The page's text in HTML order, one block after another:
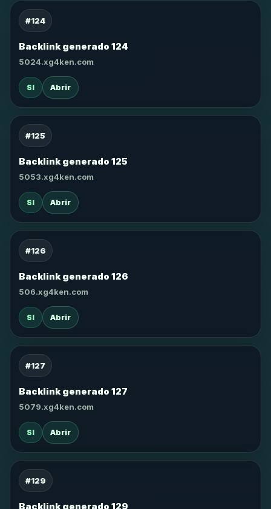
#124
Backlink generado 124
5024.xg4ken.com
SI Abrir
#125
Backlink generado 125
5053.xg4ken.com
SI Abrir
#126
Backlink generado 126
506.xg4ken.com
SI Abrir
#127
Backlink generado 127
5079.xg4ken.com
SI Abrir
#129
Backlink generado 129